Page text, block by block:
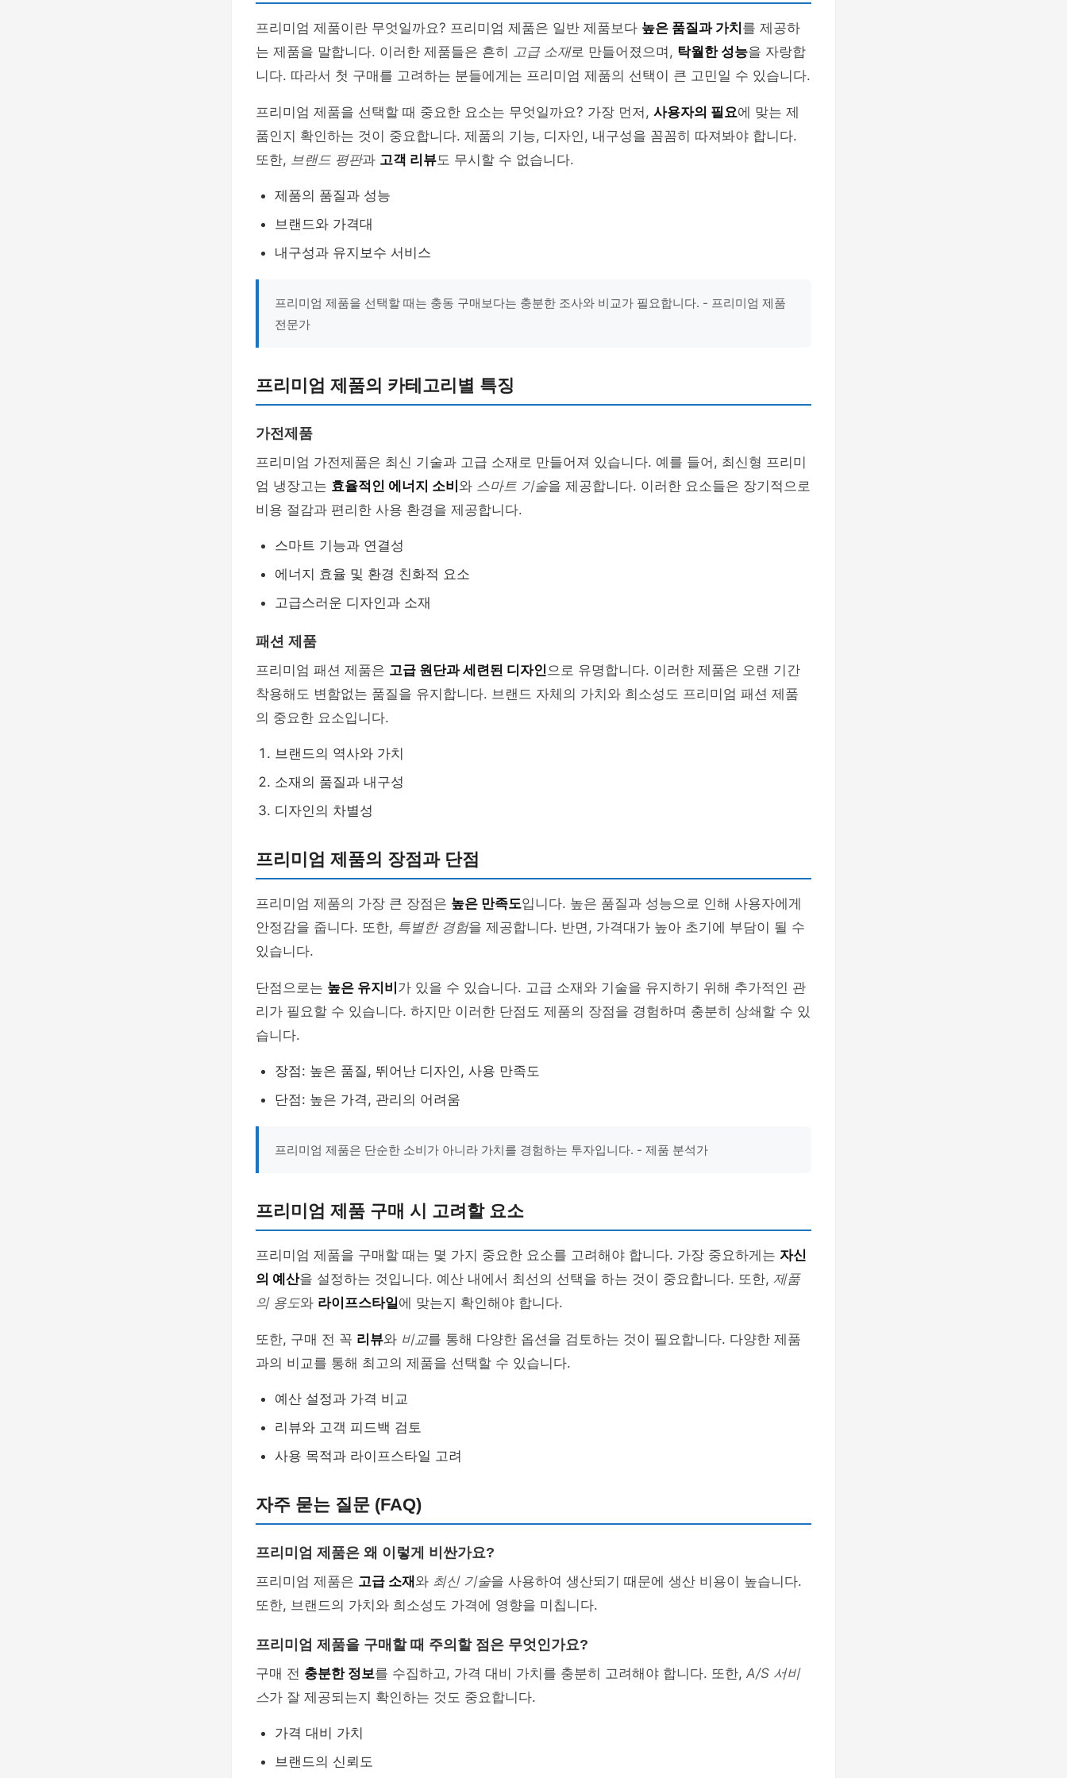
프리미엄 제품이란 무엇일까요? 프리미엄 제품은 일반 제품보다 높은 품질과 가치 를 제공하
는 제품을 말합니다. 이러한 제품들은 흔히 고급 소재로 만들어졌으며, 탁월한 성능을 자랑합
니다. 따라서 첫 구매를 고려하는 분들에게는 프리미엄 제품의 선택이 큰 고민일 수 있습니다.
프리미엄 제품을 선택할 때 중요한 요소는 무엇일까요? 가장 먼저, 사용자의 필요에 맞는 제
품인지 확인하는 것이 중요합니다. 제품의 기능, 디자인, 내구성을 꼼꼼히 따져봐야 합니다.
또한, 브랜드 평판과 고객 리뷰도 무시할 수 없습니다.
제품의 품질과 성능
브랜드와 가격대
내구성과 유지보수 서비스
프리미엄 제품을 선택할 때는 충동 구매보다는 충분한 조사와 비교가 필요합니다. - 프리미엄 제품
전문가
프리미엄 제품의 카테고리별 특징
가전제품
프리미엄 가전제품은 최신 기술과 고급 소재로 만들어져 있습니다. 예를 들어, 최신형 프리미
엄 냉장고는 효율적인 에너지 소비 와 스마트 기술을 제공합니다. 이러한 요소들은 장기적으로
비용 절감과 편리한 사용 환경을 제공합니다.
스마트 기능과 연결성
에너지 효율 및 환경 친화적 요소
고급스러운 디자인과 소재
패션 제품
프리미엄 패션 제품은 고급 원단과 세련된 디자인으로 유명합니다. 이러한 제품은 오랜 기간
착용해도 변함없는 품질을 유지합니다. 브랜드 자체의 가치와 희소성도 프리미엄 패션 제품
의 중요한 요소입니다.
브랜드의 역사와 가치
소재의 품질과 내구성
디자인의 차별성
프리미엄 제품의 장점과 단점
프리미엄 제품의 가장 큰 장점은 높은 만족도입니다. 높은 품질과 성능으로 인해 사용자에게
안정감을 줍니다. 또한, 특별한 경험을 제공합니다. 반면, 가격대가 높아 초기에 부담이 될 수
있습니다.
단점으로는 높은 유지비 가 있을 수 있습니다. 고급 소재와 기술을 유지하기 위해 추가적인 관
리가 필요할 수 있습니다. 하지만 이러한 단점도 제품의 장점을 경험하며 충분히 상쇄할 수 있
습니다.
장점: 높은 품질, 뛰어난 디자인, 사용 만족도
단점: 높은 가격, 관리의 어려움
프리미엄 제품은 단순한 소비가 아니라 가치를 경험하는 투자입니다. - 제품 분석가
프리미엄 제품 구매 시 고려할 요소
프리미엄 제품을 구매할 때는 몇 가지 중요한 요소를 고려해야 합니다. 가장 중요하게는 자신
의 예산을 설정하는 것입니다. 예산 내에서 최선의 선택을 하는 것이 중요합니다. 또한, 제품
의 용도와 라이프스타일에 맞는지 확인해야 합니다.
또한, 구매 전 꼭 리뷰와 비교를 통해 다양한 옵션을 검토하는 것이 필요합니다. 다양한 제품
과의 비교를 통해 최고의 제품을 선택할 수 있습니다.
예산 설정과 가격 비교
리뷰와 고객 피드백 검토
사용 목적과 라이프스타일 고려
자주 묻는 질문 (FAQ)
프리미엄 제품은 왜 이렇게 비싼가요?
프리미엄 제품은 고급 소재 와 최신 기술을 사용하여 생산되기 때문에 생산 비용이 높습니다.
또한, 브랜드의 가치와 희소성도 가격에 영향을 미칩니다.
프리미엄 제품을 구매할 때 주의할 점은 무엇인가요?
구매 전 충분한 정보를 수집하고, 가격 대비 가치를 충분히 고려해야 합니다. 또한, A/S 서비
스가 잘 제공되는지 확인하는 것도 중요합니다.
가격 대비 가치
브랜드의 신뢰도